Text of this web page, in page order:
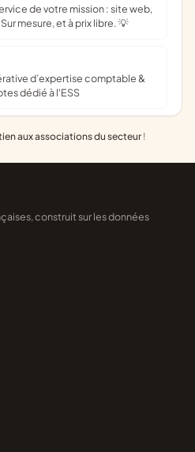
mesure, et à prix libre. 💡
dédié à l'ESS
aux associations du secteur !